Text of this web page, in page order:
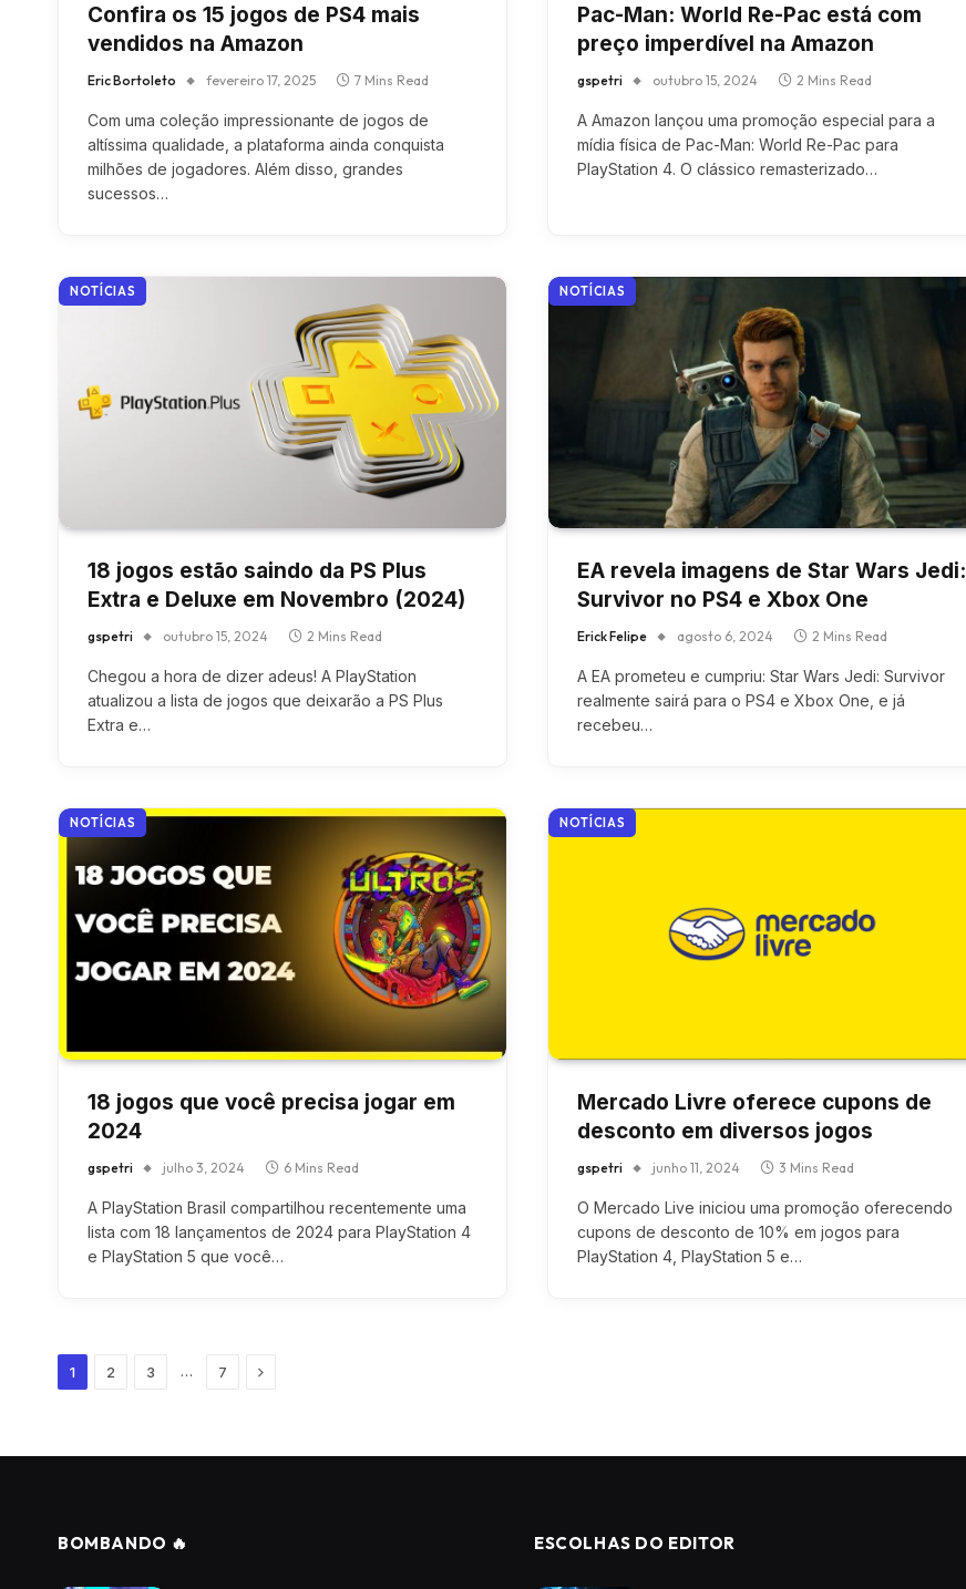
Confira os 15 jogos de PS4 mais
vendidos na Amazon
Eric Bortoleto fevereiro 17, 2025 7 Mins Read
Com uma coleção impressionante de jogos de
altíssima qualidade, a plataforma ainda conquista
milhões de jogadores. Além disso, grandes
sucessos…
Pac-Man: World Re-Pac está com
preço imperdível na Amazon
gspetri outubro 15, 2024 2 Mins Read
A Amazon lançou uma promoção especial para a
mídia física de Pac-Man: World Re-Pac para
PlayStation 4. O clássico remasterizado…
NOTÍCIAS
18 jogos estão saindo da PS Plus
Extra e Deluxe em Novembro (2024)
gspetri outubro 15, 2024 2 Mins Read
Chegou a hora de dizer adeus! A PlayStation
atualizou a lista de jogos que deixarão a PS Plus
Extra e…
NOTÍCIAS
EA revela imagens de Star Wars Jedi:
Survivor no PS4 e Xbox One
Erick Felipe agosto 6, 2024 2 Mins Read
A EA prometeu e cumpriu: Star Wars Jedi: Survivor
realmente sairá para o PS4 e Xbox One, e já
recebeu…
NOTÍCIAS
18 jogos que você precisa jogar em
2024
gspetri julho 3, 2024 6 Mins Read
A PlayStation Brasil compartilhou recentemente uma
lista com 18 lançamentos de 2024 para PlayStation 4
e PlayStation 5 que você…
NOTÍCIAS
Mercado Livre oferece cupons de
desconto em diversos jogos
gspetri junho 11, 2024 3 Mins Read
O Mercado Live iniciou uma promoção oferecendo
cupons de desconto de 10% em jogos para
PlayStation 4, PlayStation 5 e…
1 2 3 … 7 Next
BOMBANDO 🔥 ESCOLHAS DO EDITOR